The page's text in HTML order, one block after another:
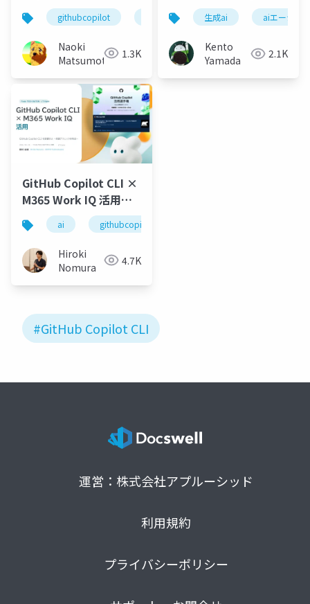
ネタを言いたい_共有用
githubcopilot github
Naoki
Matsumoto
1.3K
起動してA2Aプロトコ
ルで接続する方法
生成ai aiエージェ
Kento
Yamada
2.1K
GitHub Copilot CLI ×
M365 Work IQ 活用ネ
タ
ai githubcopilot
Hiroki
Nomura
4.7K
#GitHub Copilot CLI
運営：株式会社アプルーシッド
利用規約
プライバシーポリシー